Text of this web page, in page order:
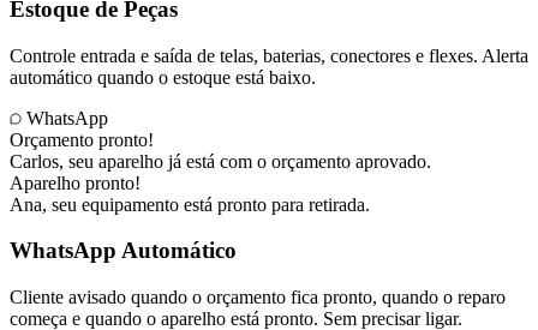
Estoque de Peças
Controle entrada e saída de telas, baterias, conectores e flexes. Alerta
automático quando o estoque está baixo.
WhatsApp
Orçamento pronto!
Carlos, seu aparelho já está com o orçamento aprovado.
Aparelho pronto!
Ana, seu equipamento está pronto para retirada.
WhatsApp Automático
Cliente avisado quando o orçamento fica pronto, quando o reparo
começa e quando o aparelho está pronto. Sem precisar ligar.